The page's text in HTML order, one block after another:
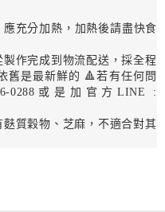
充分加熱，加熱後請盡快食
作完成到物流配送，採全程
舊是最新鮮的 🔺若有任何問
0288或是加官方LINE :
質穀物、芝麻，不適合對其